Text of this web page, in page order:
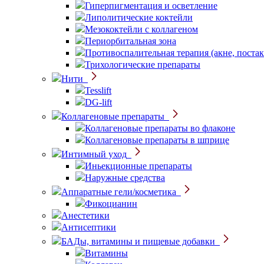
Гиперпигментация и осветление
Липолитические коктейли
Мезококтейли с коллагеном
Периорбитальная зона
Противоспалительная терапия (акне,
Трихологические препараты
Нити
Tesslift
DG-lift
Коллагеновые препараты
Коллагеновые препараты во флаконе
Коллагеновые препараты в шприце
Интимный уход
Иньекционные препараты
Наружные средства
Аппаратные гели/косметика
Фикоцианин
Анестетики
Антисептики
БАДы, витамины и пищевые добавки
Витамины